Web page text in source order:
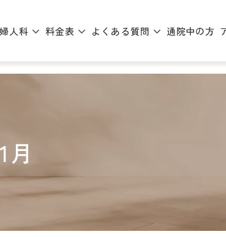
婦人科 料金表 よくある質問 通院中の方
月